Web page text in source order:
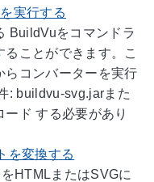
実行する
BuildVuをコマンドラ
ことができます。こ
らコンバーターを実行
: buildvu-svg.jarまた
ド する必要があり
を変換する
HTMLまたはSVGに